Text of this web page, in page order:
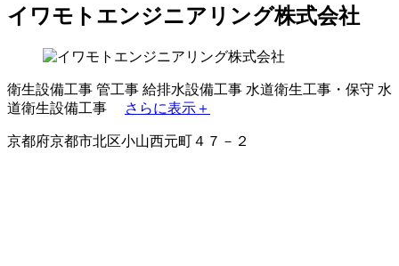
イワモトエンジニアリング株式会社
衛生設備工事 管工事 給排水設備工事 水道衛生工事・保守 水
道衛生設備工事
さらに表示＋
京都府京都市北区小山西元町４７－２